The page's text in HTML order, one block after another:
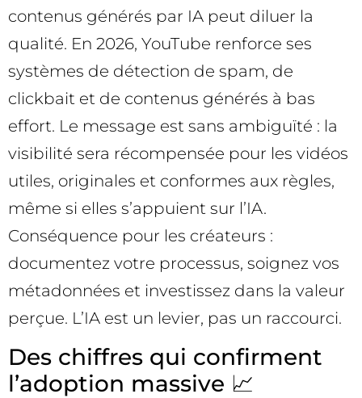
contenus générés par IA peut diluer la
qualité. En 2026, YouTube renforce ses
systèmes de détection de spam, de
clickbait et de contenus générés à bas
effort. Le message est sans ambiguïté : la
visibilité sera récompensée pour les vidéos
utiles, originales et conformes aux règles,
même si elles s’appuient sur l’IA.
Conséquence pour les créateurs :
documentez votre processus, soignez vos
métadonnées et investissez dans la valeur
perçue. L’IA est un levier, pas un raccourci.
Des chiffres qui confirment
l’adoption massive 📈